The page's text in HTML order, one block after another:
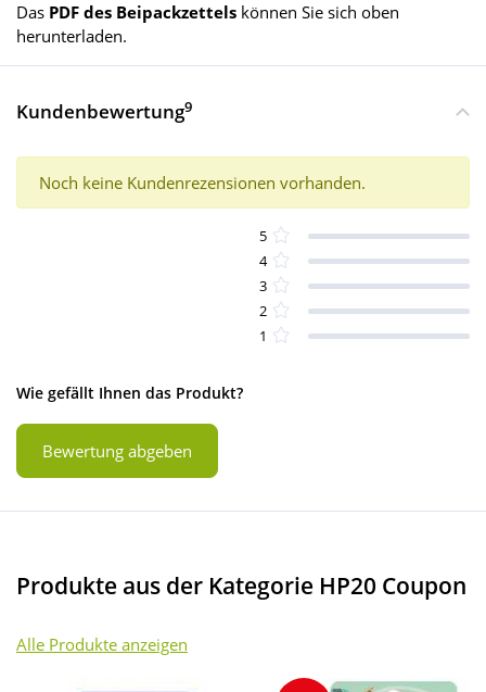
Das PDF des Beipackzettels können Sie sich oben
herunterladen.
Kundenbewertung9
Noch keine Kundenrezensionen vorhanden.
5
4
3
2
1
Wie gefällt Ihnen das Produkt?
Bewertung abgeben
Produkte aus der Kategorie HP20 Coupon
Alle Produkte anzeigen